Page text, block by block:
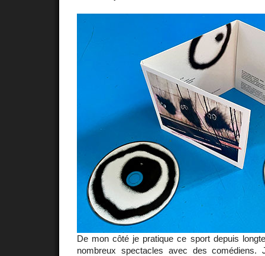
De mon côté je pratique ce sport depuis
nombreux spectacles avec des comédiens.